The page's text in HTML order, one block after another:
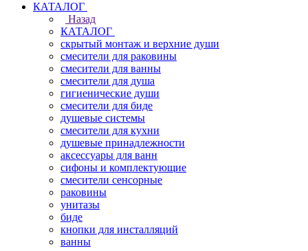
КАТАЛОГ
Назад
КАТАЛОГ
скрытый монтаж и верхние души
смесители для раковины
смесители для ванны
смесители для душа
гигиенические души
смесители для биде
душевые системы
смесители для кухни
душевые принадлежности
аксессуары для ванн
сифоны и комплектующие
смесители сенсорные
раковины
унитазы
биде
кнопки для инсталляций
ванны